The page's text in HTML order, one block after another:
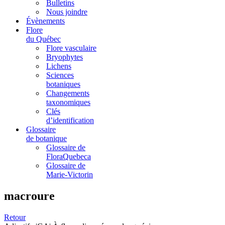
Bulletins
Nous joindre
Évènements
Flore
du Québec
Flore vasculaire
Bryophytes
Lichens
Sciences
botaniques
Changements
taxonomiques
Clés
d’identification
Glossaire
de botanique
Glossaire de
FloraQuebeca
Glossaire de
Marie-Victorin
macroure
Retour